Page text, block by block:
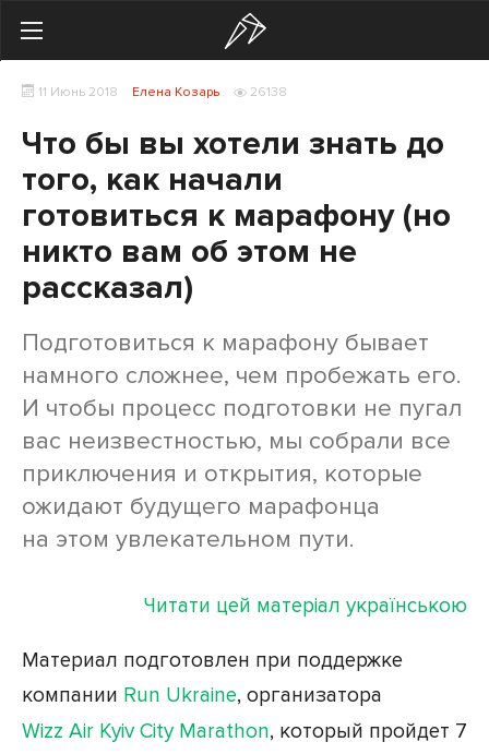
Начинающим
Тренировки
Экипировка
Женщинам
11 Июнь 2018 Елена Козарь 26138
Что бы вы хотели знать до
того, как начали
готовиться к марафону (но
никто вам об этом не
рассказал)
Подготовиться к марафону бывает
намного сложнее, чем пробежать его.
И чтобы процесс подготовки не пугал
вас неизвестностью, мы собрали все
приключения и открытия, которые
ожидают будущего марафонца
на этом увлекательном пути.
Читати цей матеріал українською
Материал подготовлен при поддержке
компании Run Ukraine, организатора
Wizz Air Kyiv City Marathon, который пройдет 7